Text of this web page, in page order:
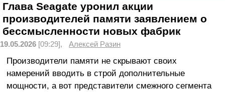
Глава Seagate уронил акции
производителей памяти заявлением о
бессмысленности новых фабрик
19.05.2026 [09:29], Алексей Разин
Производители памяти не скрывают своих
намерений вводить в строй дополнительные
мощности, а вот представители смежного сегмента